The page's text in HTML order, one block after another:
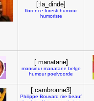
[:la_dinde]
florence foresti humour
humoriste
[:manatane]
monsieur manatane belge
humour poelvoorde
[:cambronne3]
Philippe Bouvard rire beauf